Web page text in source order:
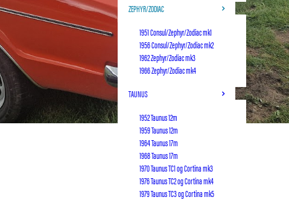
ZEPHYR/ZODIAC
1951 Consul/Zephyr/Zodiac mk1
1956 Consul/Zephyr/Zodiac mk2
1962 Zephyr/Zodiac mk3
1966 Zephyr/Zodiac mk4
TAUNUS
1952 Taunus 12m
1959 Taunus 12m
1964 Taunus 17m
1968 Taunus 17m
1970 Taunus TC1 og Cortina mk3
1976 Taunus TC2 og Cortina mk4
1979 Taunus TC3 og Cortina mk5